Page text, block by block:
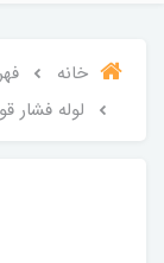
خانه
لوله فشار